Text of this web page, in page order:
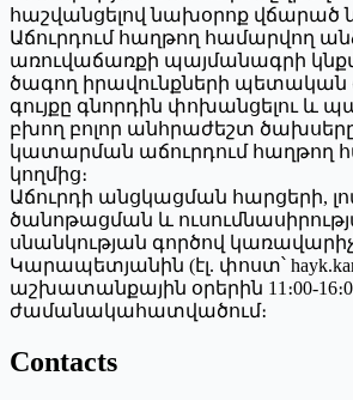
հաշվանցելով նախօրոք
Աճուրդում հաղթող համարվող
առուվաճառքի պայմանագրի
ծագող իրավունքների պետական
գույքը գնորդին փոխանցելու և
բխող բոլոր անհրաժեշտ
կատարման աճուրդում հաղթող
կողմից։
Աճուրդի անցկացման հարցերի,
ծանոթացման և
սնանկության գործով
Կարապետյանին (էլ. փոստ՝
աշխատանքային օրերին 11։00-
ժամանակահատվածում։
Contacts